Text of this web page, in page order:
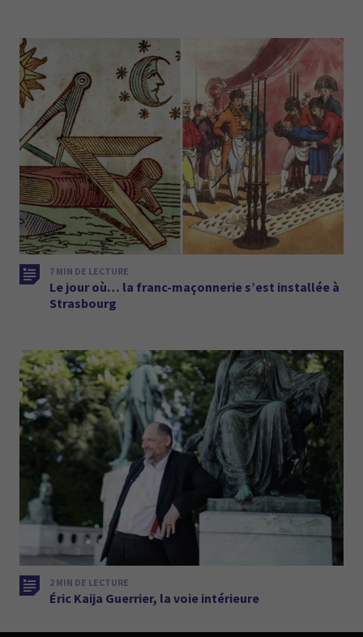
7 MIN DE LECTURE
Le jour où… la franc-maçonnerie s’est installée à
Strasbourg
2 MIN DE LECTURE
Éric Kaija Guerrier, la voie intérieure